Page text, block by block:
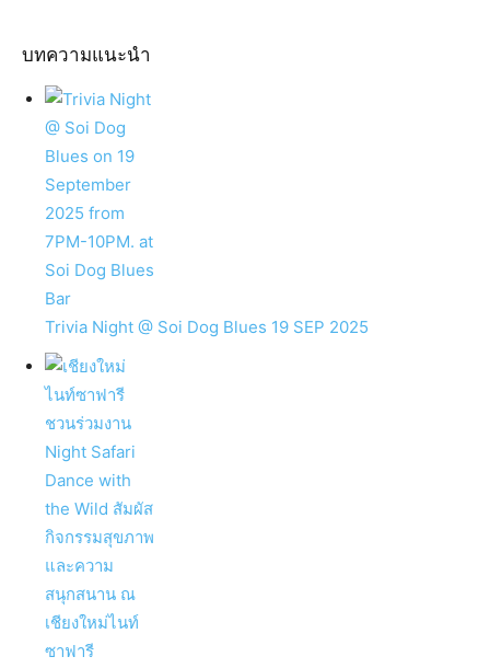
บทความแนะนำ
Trivia Night @ Soi Dog Blues 19 SEP 2025